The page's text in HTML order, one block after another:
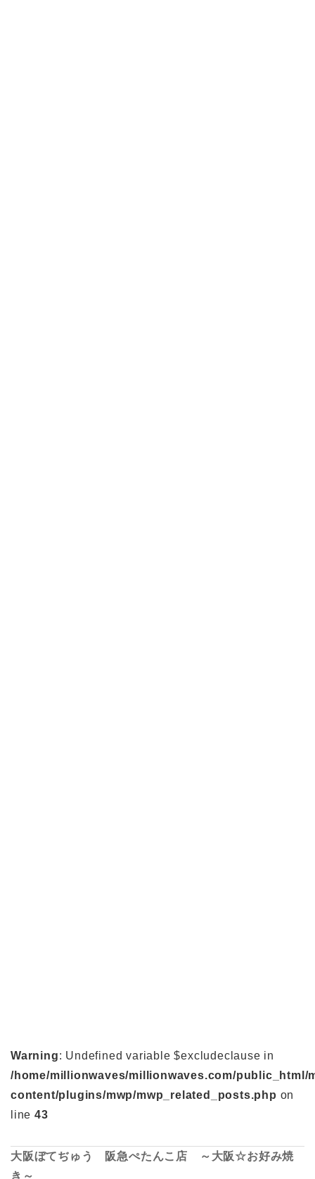
Warning: Undefined variable $excludeclause in
/home/millionwaves/millionwaves.com/public_html/
content/plugins/mwp/mwp_related_posts.php on
line 43
大阪ぼてぢゅう 阪急ぺたんこ店 ～大阪☆お好み焼
き～